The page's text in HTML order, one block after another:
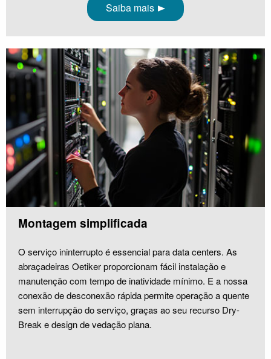
Saiba mais
Montagem simplificada
O serviço ininterrupto é essencial para data centers. As
abraçadeiras Oetiker proporcionam fácil instalação e
manutenção com tempo de inatividade mínimo. E a nossa
conexão de desconexão rápida permite operação a quente
sem interrupção do serviço, graças ao seu recurso Dry-
Break e design de vedação plana.